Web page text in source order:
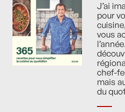
J’ai
pour
vous
chef-
mais
du